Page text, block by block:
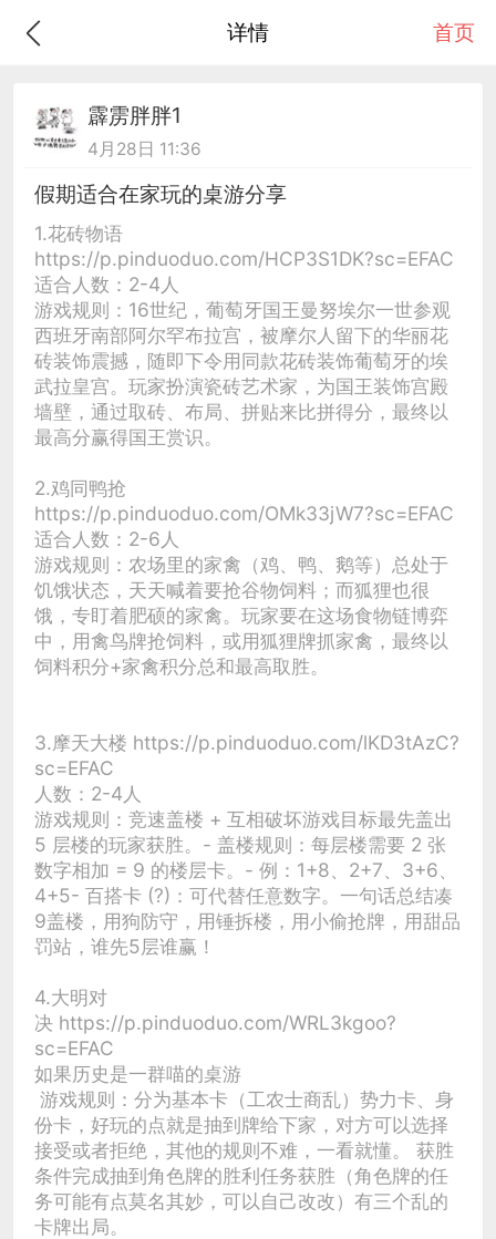
详情 首页
霹雳胖胖1
4月28日 11:36
假期适合在家玩的桌游分享
1.花砖物语
https://p.pinduoduo.com/HCP3S1DK?sc=EFAC
适合人数：2-4人
游戏规则：16世纪，葡萄牙国王曼努埃尔一世参观
西班牙南部阿尔罕布拉宫，被摩尔人留下的华丽花
砖装饰震撼，随即下令用同款花砖装饰葡萄牙的埃
武拉皇宫。玩家扮演瓷砖艺术家，为国王装饰宫殿
墙壁，通过取砖、布局、拼贴来比拼得分，最终以
最高分赢得国王赏识。
2.鸡同鸭抢
https://p.pinduoduo.com/OMk33jW7?sc=EFAC
适合人数：2-6人
游戏规则：农场里的家禽（鸡、鸭、鹅等）总处于
饥饿状态，天天喊着要抢谷物饲料；而狐狸也很
饿，专盯着肥硕的家禽。玩家要在这场食物链博弈
中，用禽鸟牌抢饲料，或用狐狸牌抓家禽，最终以
饲料积分+家禽积分总和最高取胜。
3.摩天大楼 https://p.pinduoduo.com/lKD3tAzC?
sc=EFAC
人数：2-4人
游戏规则：竞速盖楼 + 互相破坏游戏目标最先盖出
5 层楼的玩家获胜。- 盖楼规则：每层楼需要 2 张
数字相加 = 9 的楼层卡。- 例：1+8、2+7、3+6、
4+5- 百搭卡 (?)：可代替任意数字。一句话总结凑
9盖楼，用狗防守，用锤拆楼，用小偷抢牌，用甜品
罚站，谁先5层谁赢！
4.大明对
决 https://p.pinduoduo.com/WRL3kgoo?
sc=EFAC
如果历史是一群喵的桌游
游戏规则：分为基本卡（工农士商乱）势力卡、身
份卡，好玩的点就是抽到牌给下家，对方可以选择
接受或者拒绝，其他的规则不难，一看就懂。 获胜
条件完成抽到角色牌的胜利任务获胜（角色牌的任
务可能有点莫名其妙，可以自己改改）有三个乱的
卡牌出局。